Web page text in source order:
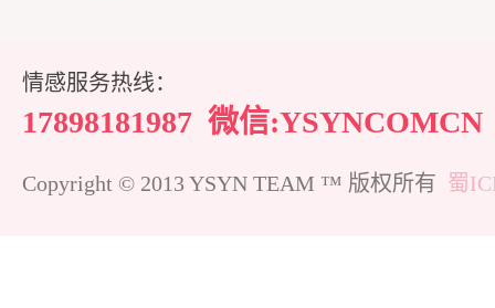
情感服务热线：
17898181987 微信:YSYNCOMCN
Copyright © 2013 YSYN TEAM ™ 版权所有 蜀